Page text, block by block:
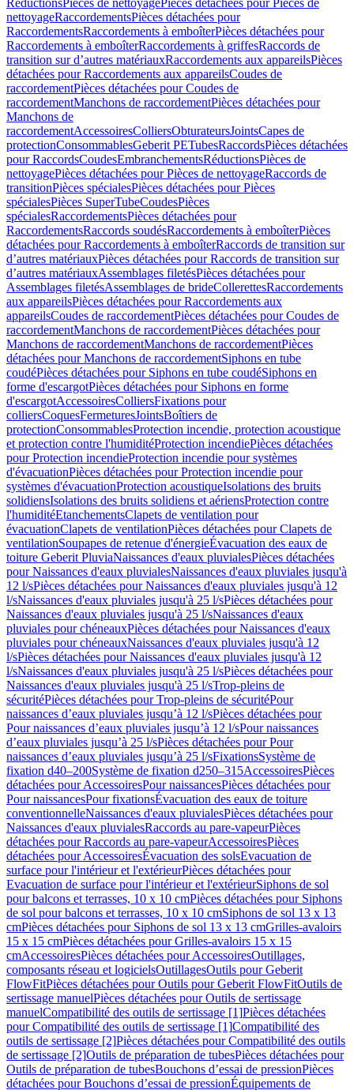
RéductionsPièces de nettoyagePièces détachées pour Pièces de
nettoyageRaccordementsPièces détachées pour
RaccordementsRaccordements à emboîterPièces détachées pour
Raccordements à emboîterRaccordements à griffesRaccords de
transition sur d’autres matériauxRaccordements aux appareilsPièces
détachées pour Raccordements aux appareilsCoudes de
raccordementPièces détachées pour Coudes de
raccordementManchons de raccordementPièces détachées pour
Manchons de
raccordementAccessoiresColliersObturateursJointsCapes de
protectionConsommablesGeberit PETubesRaccordsPièces détachées
pour RaccordsCoudesEmbranchementsRéductionsPièces de
nettoyagePièces détachées pour Pièces de nettoyageRaccords de
transitionPièces spécialesPièces détachées pour Pièces
spécialesPièces SuperTubeCoudesPièces
spécialesRaccordementsPièces détachées pour
RaccordementsRaccords soudésRaccordements à emboîterPièces
détachées pour Raccordements à emboîterRaccords de transition sur
d’autres matériauxPièces détachées pour Raccords de transition sur
d’autres matériauxAssemblages filetésPièces détachées pour
Assemblages filetésAssemblages de brideCollerettesRaccordements
aux appareilsPièces détachées pour Raccordements aux
appareilsCoudes de raccordementPièces détachées pour Coudes de
raccordementManchons de raccordementPièces détachées pour
Manchons de raccordementManchons de raccordementPièces
détachées pour Manchons de raccordementSiphons en tube
coudéPièces détachées pour Siphons en tube coudéSiphons en
forme d'escargotPièces détachées pour Siphons en forme
d'escargotAccessoiresColliersFixations pour
colliersCoquesFermeturesJointsBoîtiers de
protectionConsommablesProtection incendie, protection acoustique
et protection contre l'humiditéProtection incendiePièces détachées
pour Protection incendieProtection incendie pour systèmes
d'évacuationPièces détachées pour Protection incendie pour
systèmes d'évacuationProtection acoustiqueIsolations des bruits
solidiensIsolations des bruits solidiens et aériensProtection contre
l'humiditéEtanchementsClapets de ventilation pour
évacuationClapets de ventilationPièces détachées pour Clapets de
ventilationSoupapes de retenue d'énergieÉvacuation des eaux de
toiture Geberit PluviaNaissances d'eaux pluvialesPièces détachées
pour Naissances d'eaux pluvialesNaissances d'eaux pluviales jusqu'à
12 l/sPièces détachées pour Naissances d'eaux pluviales jusqu'à 12
l/sNaissances d'eaux pluviales jusqu'à 25 l/sPièces détachées pour
Naissances d'eaux pluviales jusqu'à 25 l/sNaissances d'eaux
pluviales pour chéneauxPièces détachées pour Naissances d'eaux
pluviales pour chéneauxNaissances d'eaux pluviales jusqu'à 12
l/sPièces détachées pour Naissances d'eaux pluviales jusqu'à 12
l/sNaissances d'eaux pluviales jusqu'à 25 l/sPièces détachées pour
Naissances d'eaux pluviales jusqu'à 25 l/sTrop-pleins de
sécuritéPièces détachées pour Trop-pleins de sécuritéPour
naissances d’eaux pluviales jusqu’à 12 l/sPièces détachées pour
Pour naissances d’eaux pluviales jusqu’à 12 l/sPour naissances
d’eaux pluviales jusqu’à 25 l/sPièces détachées pour Pour
naissances d’eaux pluviales jusqu’à 25 l/sFixationsSystème de
fixation d40–200Système de fixation d250–315AccessoiresPièces
détachées pour AccessoiresPour naissancesPièces détachées pour
Pour naissancesPour fixationsÉvacuation des eaux de toiture
conventionnelleNaissances d'eaux pluvialesPièces détachées pour
Naissances d'eaux pluvialesRaccords au pare-vapeurPièces
détachées pour Raccords au pare-vapeurAccessoiresPièces
détachées pour AccessoiresÉvacuation des solsEvacuation de
surface pour l'intérieur et l'extérieurPièces détachées pour
Evacuation de surface pour l'intérieur et l'extérieurSiphons de sol
pour balcons et terrasses, 10 x 10 cmPièces détachées pour Siphons
de sol pour balcons et terrasses, 10 x 10 cmSiphons de sol 13 x 13
cmPièces détachées pour Siphons de sol 13 x 13 cmGrilles-avaloirs
15 x 15 cmPièces détachées pour Grilles-avaloirs 15 x 15
cmAccessoiresPièces détachées pour AccessoiresOutillages,
composants réseau et logicielsOutillagesOutils pour Geberit
FlowFitPièces détachées pour Outils pour Geberit FlowFitOutils de
sertissage manuelPièces détachées pour Outils de sertissage
manuelCompatibilité des outils de sertissage [1]Pièces détachées
pour Compatibilité des outils de sertissage [1]Compatibilité des
outils de sertissage [2]Pièces détachées pour Compatibilité des outils
de sertissage [2]Outils de préparation de tubesPièces détachées pour
Outils de préparation de tubesBouchons d’essai de pressionPièces
détachées pour Bouchons d’essai de pressionÉquipements de